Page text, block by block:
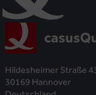
Hildesheimer Straße
30169 Hannover